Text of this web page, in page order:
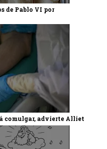
de Pablo VI por
comulgar, advierte Alliet